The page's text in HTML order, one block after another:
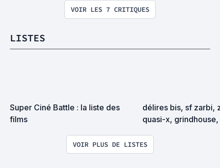
VOIR LES 7 CRITIQUES
LISTES
Super Ciné Battle : la liste des
films
délires bis, sf zarbi,
quasi-x,
VOIR PLUS DE LISTES